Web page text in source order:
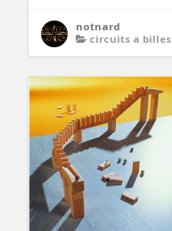
notnard
circuits a billes